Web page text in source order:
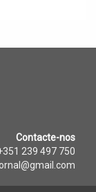
Contacte-nos
239 497 750